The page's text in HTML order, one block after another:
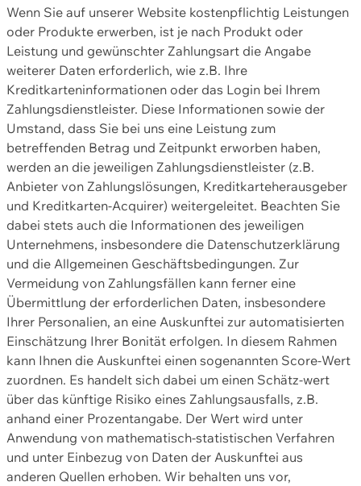
Wenn Sie auf unserer Website kostenpflichtig Leistungen
oder Produkte erwerben, ist je nach Produkt oder
Leistung und gewünschter Zahlungsart die Angabe
weiterer Daten erforderlich, wie z.B. Ihre
Kreditkarteninformationen oder das Login bei Ihrem
Zahlungsdienstleister. Diese Informationen sowie der
Umstand, dass Sie bei uns eine Leistung zum
betreffenden Betrag und Zeitpunkt erworben haben,
werden an die jeweiligen Zahlungsdienstleister (z.B.
Anbieter von Zahlungslösungen, Kreditkarteherausgeber
und Kreditkarten-Acquirer) weitergeleitet. Beachten Sie
dabei stets auch die Informationen des jeweiligen
Unternehmens, insbesondere die Datenschutzerklärung
und die Allgemeinen Geschäftsbedingungen. Zur
Vermeidung von Zahlungsfällen kann ferner eine
Übermittlung der erforderlichen Daten, insbesondere
Ihrer Personalien, an eine Auskunftei zur automatisierten
Einschätzung Ihrer Bonität erfolgen. In diesem Rahmen
kann Ihnen die Auskunftei einen sogenannten Score-Wert
zuordnen. Es handelt sich dabei um einen Schätz-wert
über das künftige Risiko eines Zahlungsausfalls, z.B.
anhand einer Prozentangabe. Der Wert wird unter
Anwendung von mathematisch-statistischen Verfahren
und unter Einbezug von Daten der Auskunftei aus
anderen Quellen erhoben. Wir behalten uns vor,